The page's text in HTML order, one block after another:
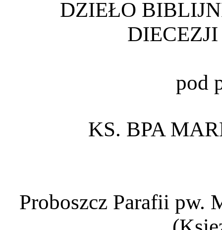
DZIEŁO
pod
KS. BPA
Proboszcz Parafii pw.